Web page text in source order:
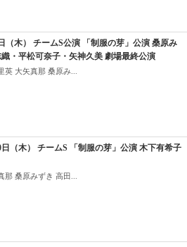
（木） チームS公演 「制服の芽」公演 桑原み
・平松可奈子・矢神久美 劇場最終公演
英 大矢真那 桑原み...
日（木） チームS 「制服の芽」公演 木下有希子
那 桑原みずき 高田...